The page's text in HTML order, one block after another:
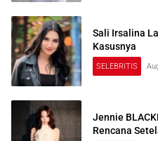
Sali Irsalina
Kasusnya
SELEBRITIS
Jennie
Rencana